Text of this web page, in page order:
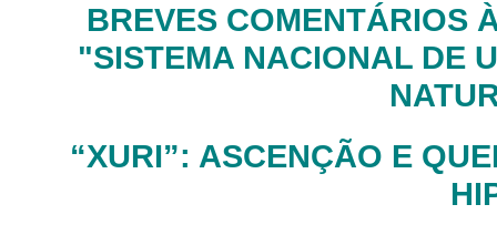
BREVES COMENTÁRIOS
"SISTEMA NACIONAL DE
“XURI”: ASCENÇÃO E